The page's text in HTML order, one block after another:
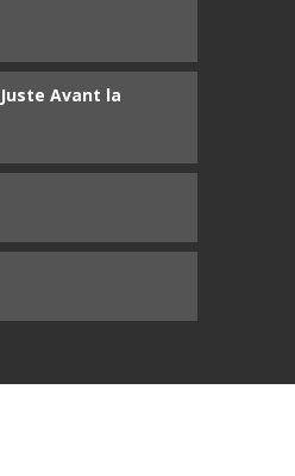
Juste Avant la